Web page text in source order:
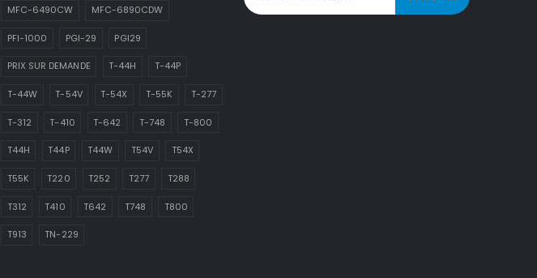
MFC-6490CW MFC-6890CDW
PFI-1000 PGI-29 PGI29
PRIX SUR DEMANDE T-44H T-44P
T-44W T-54V T-54X T-55K T-277
T-312 T-410 T-642 T-748 T-800
T44H T44P T44W T54V T54X
T55K T220 T252 T277 T288
T312 T410 T642 T748 T800
T913 TN-229